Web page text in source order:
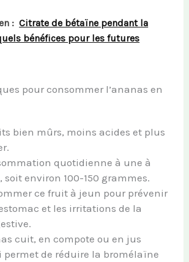
: Citrate de bétaïne pendant la
bénéfices pour les futures
pour consommer l’ananas en
bien mûrs, moins acides et plus
quotidienne à une à
environ 100-150 grammes.
ce fruit à jeun pour prévenir
et les irritations de la
cuit, en compote ou en jus
permet de réduire la bromélaïne